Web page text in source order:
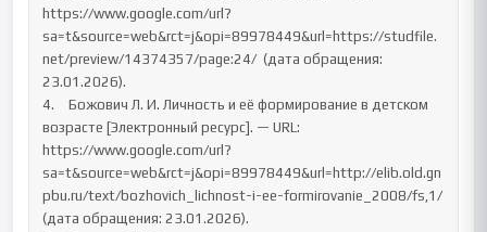
https://www.google.com/url?
sa=t&source=web&rct=j&opi=89978449&url=https://studfile.
net/preview/14374357/page:24/  (дата обращения:
23.01.2026).
4.	Божович Л. И. Личность и её формирование в детском
возрасте [Электронный ресурс]. — URL:
https://www.google.com/url?
sa=t&source=web&rct=j&opi=89978449&url=http://elib.old.gn
pbu.ru/text/bozhovich_lichnost-i-ee-formirovanie_2008/fs,1/
(дата обращения: 23.01.2026).